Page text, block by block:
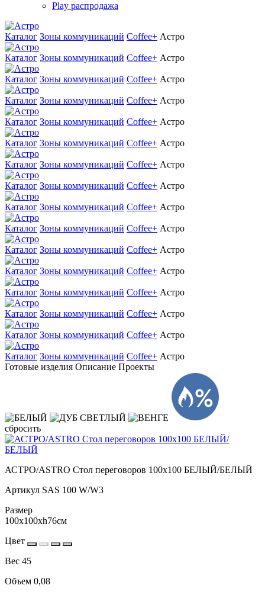
Play распродажа
Каталог Зоны коммуникаций Coffee+ Астро
Каталог Зоны коммуникаций Coffee+ Астро
Каталог Зоны коммуникаций Coffee+ Астро
Каталог Зоны коммуникаций Coffee+ Астро
Каталог Зоны коммуникаций Coffee+ Астро
Каталог Зоны коммуникаций Coffee+ Астро
Каталог Зоны коммуникаций Coffee+ Астро
Каталог Зоны коммуникаций Coffee+ Астро
Каталог Зоны коммуникаций Coffee+ Астро
Каталог Зоны коммуникаций Coffee+ Астро
Каталог Зоны коммуникаций Coffee+ Астро
Каталог Зоны коммуникаций Coffee+ Астро
Каталог Зоны коммуникаций Coffee+ Астро
Каталог Зоны коммуникаций Coffee+ Астро
Каталог Зоны коммуникаций Coffee+ Астро
Каталог Зоны коммуникаций Coffee+ Астро
Готовые изделия Описание Проекты
сбросить
АСТРО/ASTRO Стол переговоров 100х100 БЕЛЫЙ/БЕЛЫЙ
Артикул SAS 100 W/W3
Размер
100x100xh76см
Цвет
Вес 45
Объем 0,08